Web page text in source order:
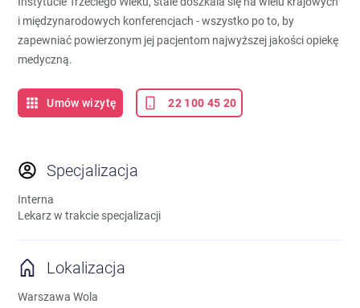
i międzynarodowych konferencjach - wszystko po to, by
zapewniać powierzonym jej pacjentom najwyższej jakości opiekę
medyczną.
Umów wizytę 22 100 45 20
Specjalizacja
Interna
Lekarz w trakcie specjalizacji
Lokalizacja
Warszawa Wola